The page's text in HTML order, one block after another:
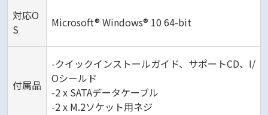
対応O
S
Microsoft® Windows® 10 64-bit
付属品
-クイックインストールガイド、サポートCD、I/
Oシールド
-2 x SATAデータケーブル
-2 x M.2ソケット用ネジ